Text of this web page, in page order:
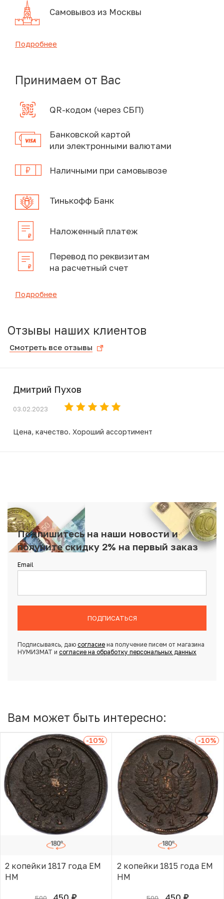
Самовывоз из Москвы
Подробнее
Принимаем от Вас
QR-кодом (через СБП)
Банковской картой
или электронными валютами
Наличными при самовывозе
Тинькофф Банк
Наложенный платеж
Перевод по реквизитам
на расчетный счет
Подробнее
Отзывы наших клиентов
Смотреть все отзывы
Дмитрий Пухов
03.02.2023
Цена, качество. Хороший ассортимент
Подпишитесь на наши новости и
получите скидку 2% на первый заказ
Email
ПОДПИСАТЬСЯ
Подписываясь, даю согласиена получение писем от магазина
НУМИЗМАТ и согласие на обработку персональных данных
Вам может быть интересно:
-10%
2 копейки 1817 года ЕМ
НМ
-10%
2 копейки 1815 года ЕМ
НМ